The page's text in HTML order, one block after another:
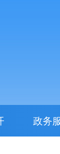
政务